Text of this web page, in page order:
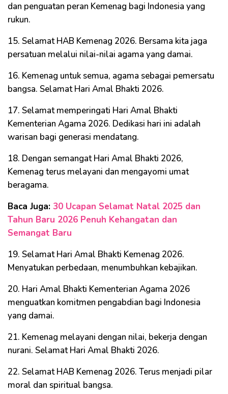
dan penguatan peran Kemenag bagi Indonesia yang
rukun.
15. Selamat HAB Kemenag 2026. Bersama kita jaga
persatuan melalui nilai-nilai agama yang damai.
16. Kemenag untuk semua, agama sebagai pemersatu
bangsa. Selamat Hari Amal Bhakti 2026.
17. Selamat memperingati Hari Amal Bhakti
Kementerian Agama 2026. Dedikasi hari ini adalah
warisan bagi generasi mendatang.
18. Dengan semangat Hari Amal Bhakti 2026,
Kemenag terus melayani dan mengayomi umat
beragama.
Baca Juga: 30 Ucapan Selamat Natal 2025 dan
Tahun Baru 2026 Penuh Kehangatan dan
Semangat Baru
19. Selamat Hari Amal Bhakti Kemenag 2026.
Menyatukan perbedaan, menumbuhkan kebajikan.
20. Hari Amal Bhakti Kementerian Agama 2026
menguatkan komitmen pengabdian bagi Indonesia
yang damai.
21. Kemenag melayani dengan nilai, bekerja dengan
nurani. Selamat Hari Amal Bhakti 2026.
22. Selamat HAB Kemenag 2026. Terus menjadi pilar
moral dan spiritual bangsa.